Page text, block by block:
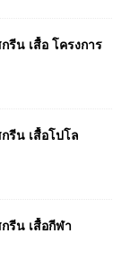
รีน เสื้อ โครงการ
รีน เสื้อโปโล
รีน เสื้อกีฬา